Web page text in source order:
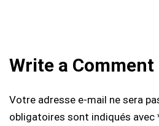
Write a Comment
Votre adresse e-mail ne sera
obligatoires sont indiqués avec